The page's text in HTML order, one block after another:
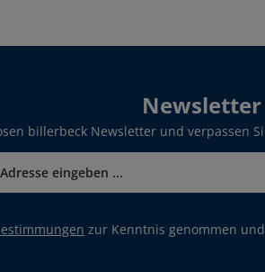
Newsletter
billerbeck Newsletter und verpassen
zur Kenntnis genommen